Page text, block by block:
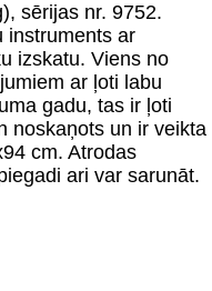
sērijas nr. 9752.
instruments ar
izskatu. Viens no
ar ļoti labu
gadu, tas ir ļoti
noskaņots un ir veikta
cm. Atrodas
ari var sarunāt.